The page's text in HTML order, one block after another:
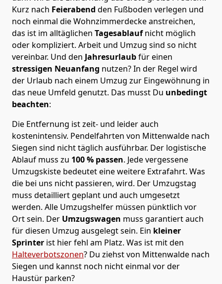
Kurz nach Feierabend den Fußboden verlegen und
noch einmal die Wohnzimmerdecke anstreichen,
das ist im alltäglichen Tagesablaufnicht möglich
oder kompliziert. Arbeit und Umzug sind so nicht
vereinbar. Und den Jahresurlaubfür einen
stressigen Neuanfang nutzen? In der Regel wird
der Urlaub nach einem Umzug zur Eingewöhnung in
das neue Umfeld genutzt. Das musst Du unbedingt
beachten:
Die Entfernung ist zeit- und leider auch
kostenintensiv. Pendelfahrten von Mittenwalde nach
Siegen sind nicht täglich ausführbar. Der logistische
Ablauf muss zu 100 % passen. Jede vergessene
Umzugskiste bedeutet eine weitere Extrafahrt. Was
die bei uns nicht passieren, wird. Der Umzugstag
muss detailliert geplant und auch umgesetzt
werden. Alle Umzugshelfer müssen pünktlich vor
Ort sein. Der Umzugswagen muss garantiert auch
für diesen Umzug ausgelegt sein. Ein kleiner
Sprinter ist hier fehl am Platz. Was ist mit den
Halteverbotszonen? Du ziehst von Mittenwalde nach
Siegen und kannst noch nicht einmal vor der
Haustür parken?